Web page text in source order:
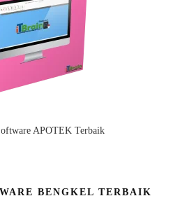
APOTEK Terbaik
BENGKEL TERBAIK